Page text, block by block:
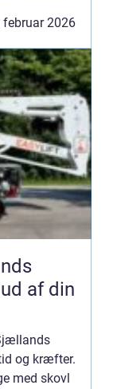
februar 2026
og kræfter.
med skovl